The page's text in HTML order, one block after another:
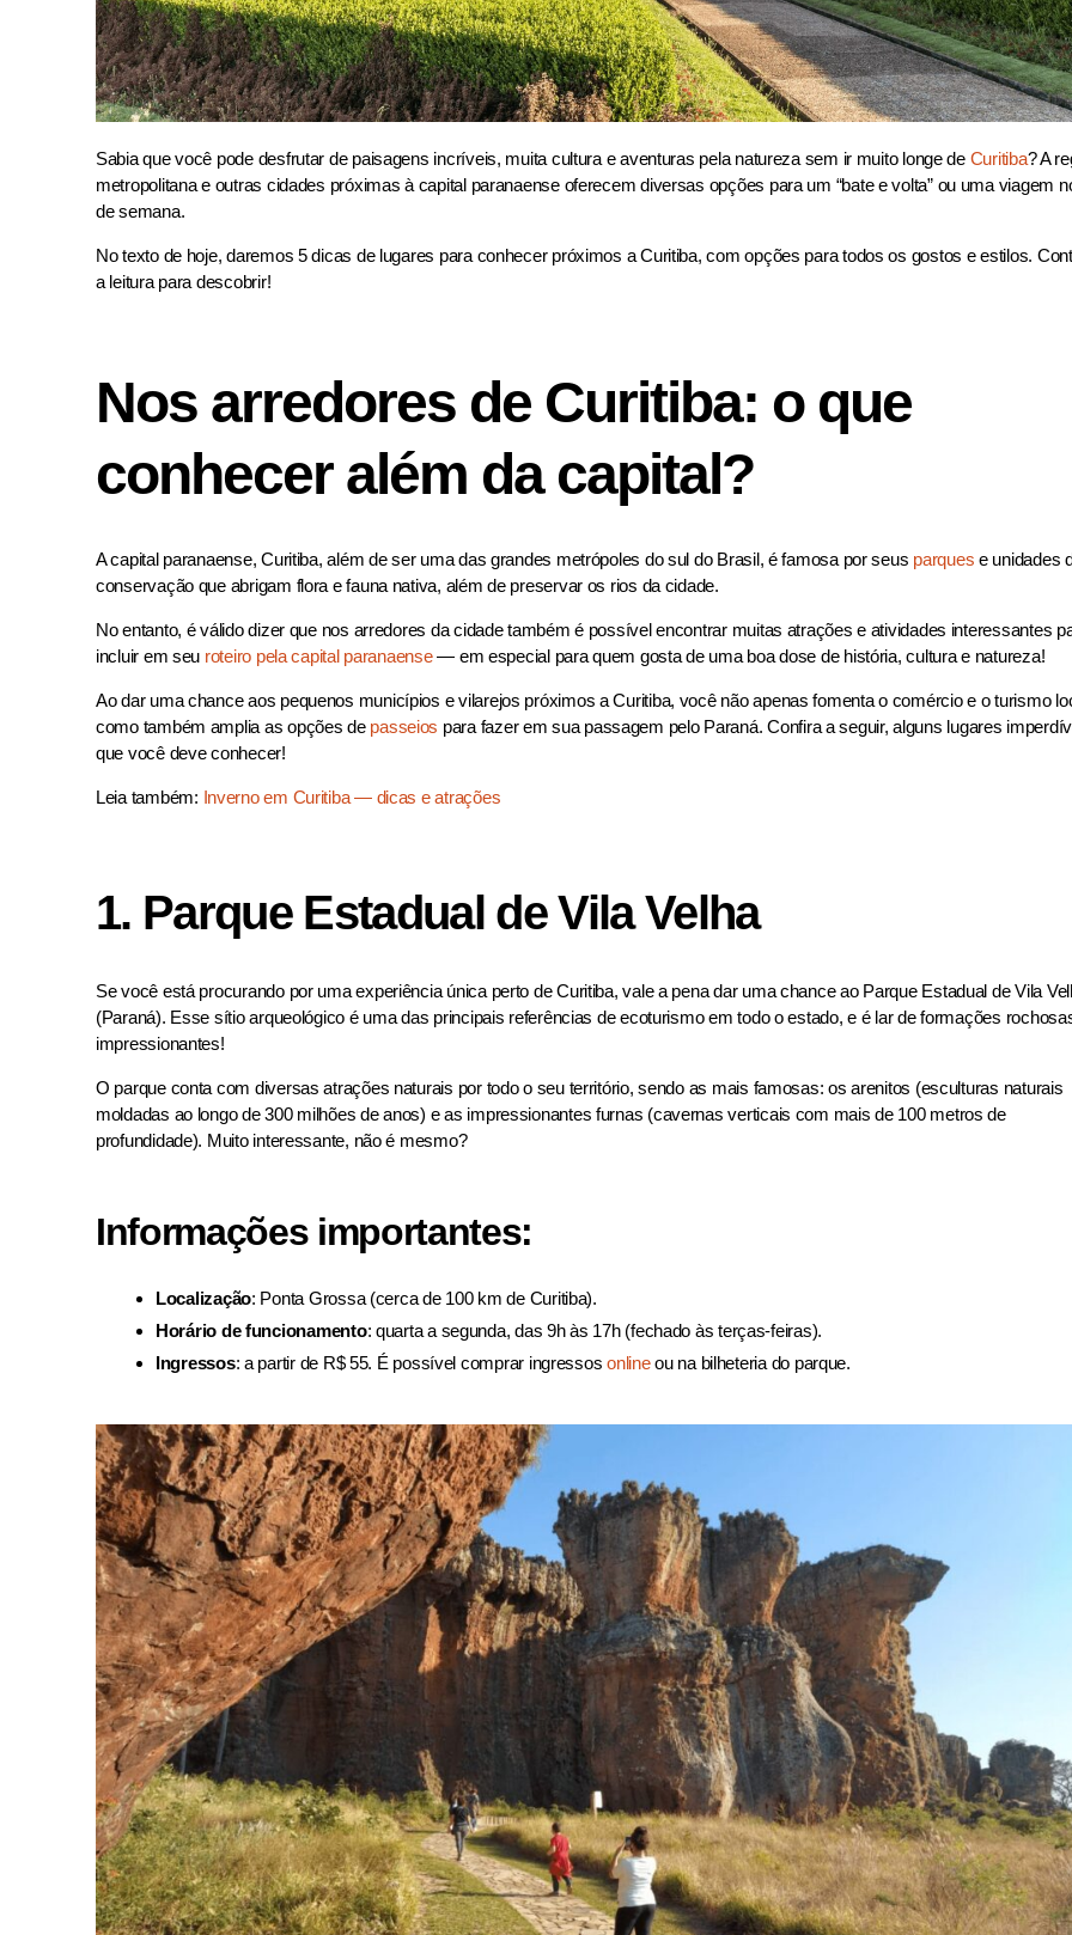
Sabia que você pode desfrutar de paisagens incríveis, muita cultura e aventuras pela natureza sem ir muito longe de Curitiba? A
metropolitana e outras cidades próximas à capital paranaense oferecem diversas opções para um “bate e volta” ou uma viagem
de semana.
No texto de hoje, daremos 5 dicas de lugares para conhecer próximos a Curitiba, com opções para todos os gostos e estilos.
a leitura para descobrir!
Nos arredores de Curitiba: o que
conhecer além da capital?
A capital paranaense, Curitiba, além de ser uma das grandes metrópoles do sul do Brasil, é famosa por seus parques e unidades
conservação que abrigam flora e fauna nativa, além de preservar os rios da cidade.
No entanto, é válido dizer que nos arredores da cidade também é possível encontrar muitas atrações e atividades interessantes
incluir em seu roteiro pela capital paranaense— em especial para quem gosta de uma boa dose de história, cultura e natureza!
Ao dar uma chance aos pequenos municípios e vilarejos próximos a Curitiba, você não apenas fomenta o comércio e o turismo
como também amplia as opções de passeios para fazer em sua passagem pelo Paraná. Confira a seguir, alguns lugares
que você deve conhecer!
Leia também: Inverno em Curitiba — dicas e atrações
1. Parque Estadual de Vila Velha
Se você está procurando por uma experiência única perto de Curitiba, vale a pena dar uma chance ao Parque Estadual de Vila
(Paraná). Esse sítio arqueológico é uma das principais referências de ecoturismo em todo o estado, e é lar de formações
impressionantes!
O parque conta com diversas atrações naturais por todo o seu território, sendo as mais famosas: os arenitos (esculturas naturais
moldadas ao longo de 300 milhões de anos) e as impressionantes furnas (cavernas verticais com mais de 100 metros de
profundidade). Muito interessante, não é mesmo?
Informações importantes:
Localização: Ponta Grossa (cerca de 100 km de Curitiba).
Horário de funcionamento: quarta a segunda, das 9h às 17h (fechado às terças-feiras).
Ingressos: a partir de R$ 55. É possível comprar ingressosonlineou na bilheteria do parque.